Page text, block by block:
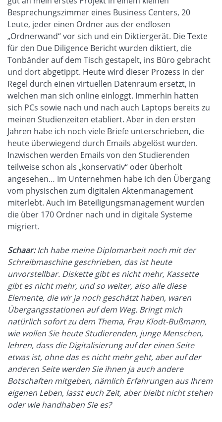
Besprechungszimmer eines Business Centers, 20
Leute, jeder einen Ordner aus der endlosen
„Ordnerwand“ vor sich und ein Diktiergerät. Die Texte
für den Due Diligence Bericht wurden diktiert, die
Tonbänder auf dem Tisch gestapelt, ins Büro gebracht
und dort abgetippt. Heute wird dieser Prozess in der
Regel durch einen virtuellen Datenraum ersetzt, in
welchen man sich online einloggt. Immerhin hatten
sich PCs sowie nach und nach auch Laptops bereits zu
meinen Studienzeiten etabliert. Aber in den ersten
Jahren habe ich noch viele Briefe unterschrieben, die
heute überwiegend durch Emails abgelöst wurden.
Inzwischen werden Emails von den Studierenden
teilweise schon als „konservativ“ oder überholt
angesehen… Im Unternehmen habe ich den Übergang
vom physischen zum digitalen Aktenmanagement
miterlebt. Auch im Beteiligungsmanagement wurden
die über 170 Ordner nach und in digitale Systeme
migriert.
Schaar:Ich habe meine Diplomarbeit noch mit der
Schreibmaschine geschrieben, das ist heute
unvorstellbar. Diskette gibt es nicht mehr, Kassette
gibt es nicht mehr, und so weiter, also alle diese
Elemente, die wir ja noch geschätzt haben, waren
Übergangsstationen auf dem Weg. Bringt mich
natürlich sofort zu dem Thema, Frau Klodt-Bußmann,
wie wollen Sie heute Studierenden, junge Menschen,
lehren, dass die Digitalisierung auf der einen Seite
etwas ist, ohne das es nicht mehr geht, aber auf der
anderen Seite werden Sie ihnen ja auch andere
Botschaften mitgeben, nämlich Erfahrungen aus Ihrem
eigenen Leben, lasst euch Zeit, aber bleibt nicht stehen
oder wie handhaben Sie es?